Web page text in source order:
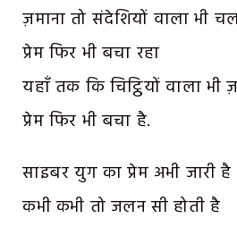
ज़माना तो संदेशियों वाला भी
प्रेम फिर भी बचा रहा
यहाँ तक कि चिट्ठियों वाला भी
प्रेम फिर भी बचा है.
साइबर युग का प्रेम अभी जारी है
कभी कभी तो जलन सी होती है